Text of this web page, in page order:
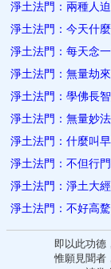
淨土法門：兩種人
淨土法門：今天什
淨土法門：每天念
淨土法門：無量劫
淨土法門：學佛長
淨土法門：無量妙
淨土法門：什麼叫
淨土法門：不但行
淨土法門：淨土大
淨土法門：不好高
即以此功德
惟願見聞者